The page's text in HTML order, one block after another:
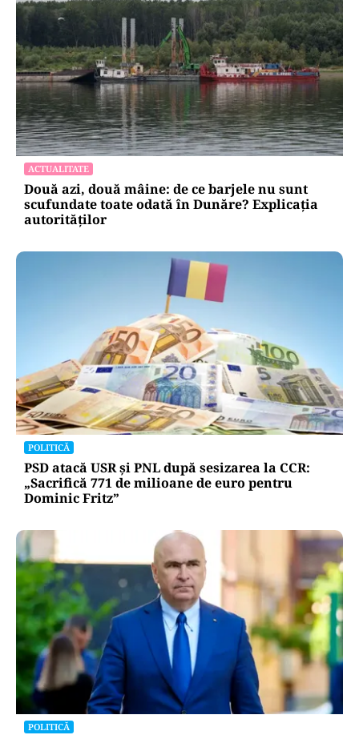
ACTUALITATE
Două azi, două mâine: de ce barjele nu sunt
scufundate toate odată în Dunăre? Explicația
autorităților
POLITICĂ
PSD atacă USR și PNL după sesizarea la CCR:
„Sacrifică 771 de milioane de euro pentru
Dominic Fritz”
POLITICĂ